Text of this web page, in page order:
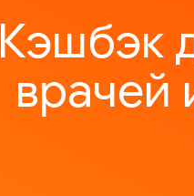
Кэшбэк
врачей